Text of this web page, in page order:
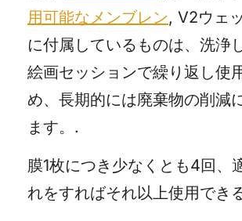
用可能なメンブレン, V2ウェ
に付属しているものは、洗浄
絵画セッションで繰り返し使
め、長期的には廃棄物の削減
ます。.
膜1枚につき少なくとも4回、
れをすればそれ以上使用でき